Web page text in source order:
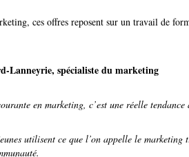
ces offres reposent sur un travail de
Lanneyrie, spécialiste du marketing
en marketing, c’est une réelle
utilisent ce que l’on appelle le